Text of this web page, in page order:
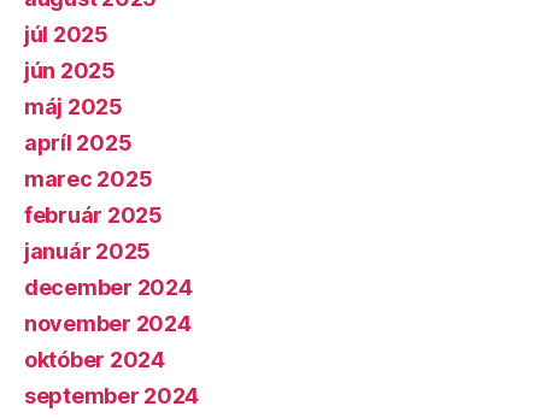
júl 2025
jún 2025
máj 2025
apríl 2025
marec 2025
február 2025
január 2025
december 2024
november 2024
október 2024
september 2024